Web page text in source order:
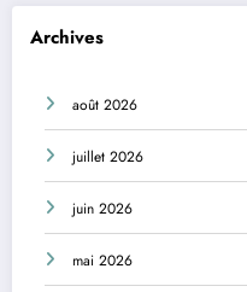
Archives
août 2026
juillet 2026
juin 2026
mai 2026